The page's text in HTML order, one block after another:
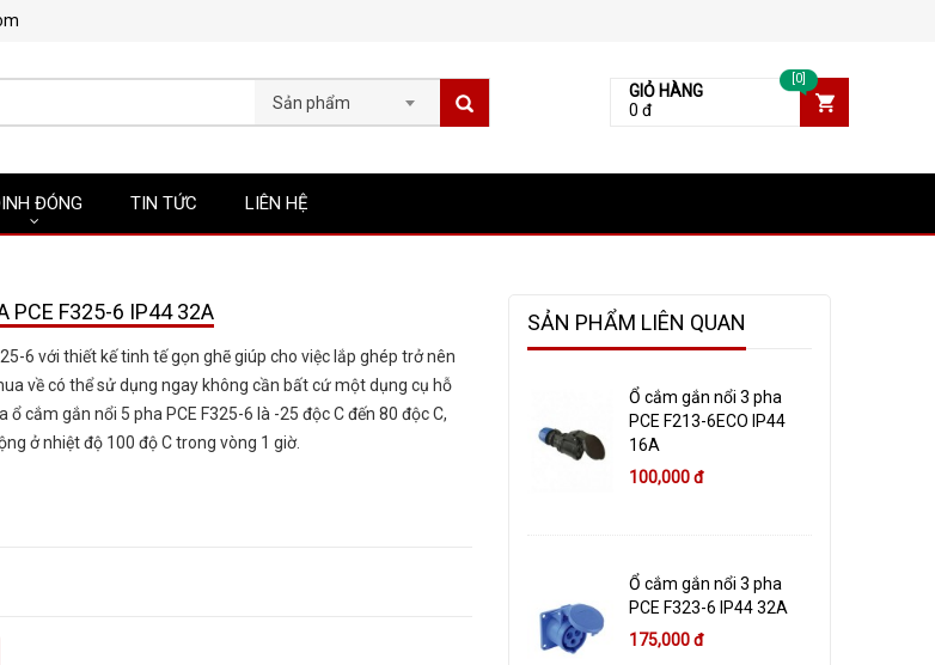
Sản phẩm
GIỎ HÀNG
0 đ
[0]
ĐÓNG TIN TỨC LIÊN HỆ
PCE F325-6 IP44 32A
6 với thiết kế tinh tế gọn ghẽ giúp cho việc lắp ghép trở nên
về có thể sử dụng ngay không cần bất cứ một dụng cụ hỗ
ổ cắm gắn nổi 5 pha PCE F325-6 là -25 độc C đến 80 độc C,
ở nhiệt độ 100 độ C trong vòng 1 giờ.
SẢN PHẨM LIÊN QUAN
Ổ cắm gắn nổi 3 pha
PCE F213-6ECO IP44
16A
100,000 đ
Ổ cắm gắn nổi 3 pha
PCE F323-6 IP44 32A
175,000 đ